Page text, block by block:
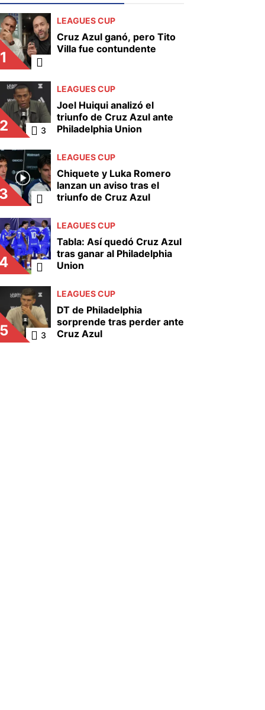
1
LEAGUES CUP
Cruz Azul ganó, pero Tito
Villa fue contundente
3
LEAGUES CUP
Joel Huiqui analizó el
triunfo de Cruz Azul ante
Philadelphia Union
LEAGUES CUP
Chiquete y Luka Romero
lanzan un aviso tras el
triunfo de Cruz Azul
LEAGUES CUP
Tabla: Así quedó Cruz Azul
tras ganar al Philadelphia
Union
3
LEAGUES CUP
DT de Philadelphia
sorprende tras perder ante
Cruz Azul